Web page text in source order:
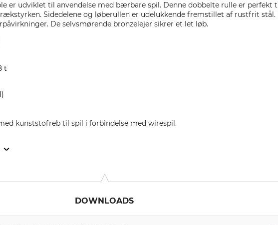
er udviklet til anvendelse med bærbare spil. Denne dobbelte rulle er
Sidedelene og løberullen er udelukkende fremstillet af rustfrit
De selvsmørende bronzelejer sikrer et let løb.
t
kunststofreb til spil i forbindelse med wirespil.
DOWNLOADS